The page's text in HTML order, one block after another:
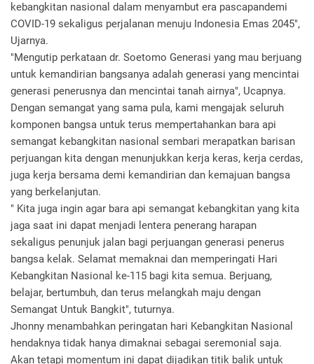
kebangkitan nasional dalam menyambut era pascapandemi
COVID-19 sekaligus perjalanan menuju Indonesia Emas 2045",
Ujarnya.
"Mengutip perkataan dr. Soetomo Generasi yang mau berjuang
untuk kemandirian bangsanya adalah generasi yang mencintai
generasi penerusnya dan mencintai tanah airnya", Ucapnya.
Dengan semangat yang sama pula, kami mengajak seluruh
komponen bangsa untuk terus mempertahankan bara api
semangat kebangkitan nasional sembari merapatkan barisan
perjuangan kita dengan menunjukkan kerja keras, kerja cerdas,
juga kerja bersama demi kemandirian dan kemajuan bangsa
yang berkelanjutan.
" Kita juga ingin agar bara api semangat kebangkitan yang kita
jaga saat ini dapat menjadi lentera penerang harapan
sekaligus penunjuk jalan bagi perjuangan generasi penerus
bangsa kelak. Selamat memaknai dan memperingati Hari
Kebangkitan Nasional ke-115 bagi kita semua. Berjuang,
belajar, bertumbuh, dan terus melangkah maju dengan
Semangat Untuk Bangkit", tuturnya.
Jhonny menambahkan peringatan hari Kebangkitan Nasional
hendaknya tidak hanya dimaknai sebagai seremonial saja.
Akan tetapi momentum ini dapat dijadikan titik balik untuk